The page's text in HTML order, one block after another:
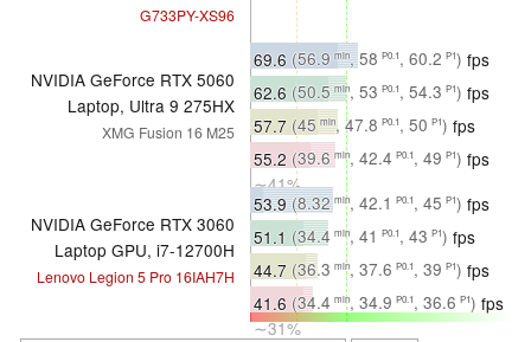
G733PY-XS96
NVIDIA GeForce RTX 5060
Laptop, Ultra 9 275HX
XMG Fusion 16 M25
69.6 (56.9 min, 58 P0.1, 60.2 P1) fps
∼43%
62.6 (50.5 min, 53 P0.1, 54.3 P1) fps
∼42%
57.7 (45 min, 47.8 P0.1, 50 P1) fps
∼41%
55.2 (39.6 min, 42.4 P0.1, 49 P1) fps
∼41%
NVIDIA GeForce RTX 3060
Laptop GPU, i7-12700H
Lenovo Legion 5 Pro 16IAH7H
53.9(8.32 min, 42.1 P0.1, 45 P1) fps
∼33%
51.1 (34.4 min, 41 P0.1, 43 P1) fps
∼34%
44.7 (36.3 min, 37.6 P0.1, 39 P1) fps
∼32%
41.6 (34.4 min, 34.9 P0.1, 36.6 P1) fps
∼31%